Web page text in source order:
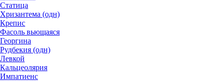
Статица
Хризантема (одн)
Крепис
Фасоль вьющаяся
Георгина
Рудбекия (одн)
Левкой
Кальцеолярия
Импатиенс